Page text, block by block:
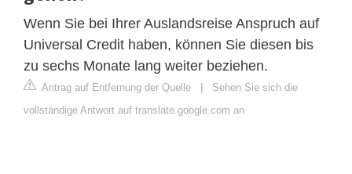
Wenn Sie bei Ihrer Auslandsreise Anspruch auf
Universal Credit haben, können Sie diesen bis
zu sechs Monate lang weiter beziehen.
Antrag auf Entfernung der Quelle | Sehen Sie sich die
vollständige Antwort auf translate.google.com an